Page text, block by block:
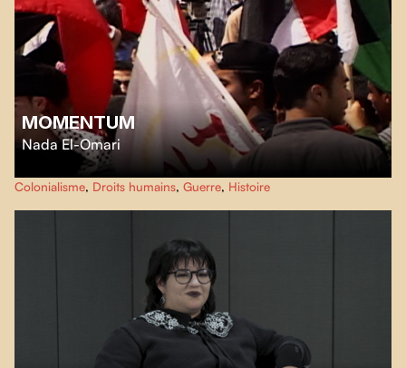
MOMENTUM
Nada El-Omari
Assemblé à partir des archives familiales de la cinéaste, tournées en Égypte
et en Palestine en 2000,Momentumlivre une réflexion sur la mémoire, le
lieu et la douce force persistante des images, même lorsque le monde
Colonialisme, Droits humains, Guerre, Histoire